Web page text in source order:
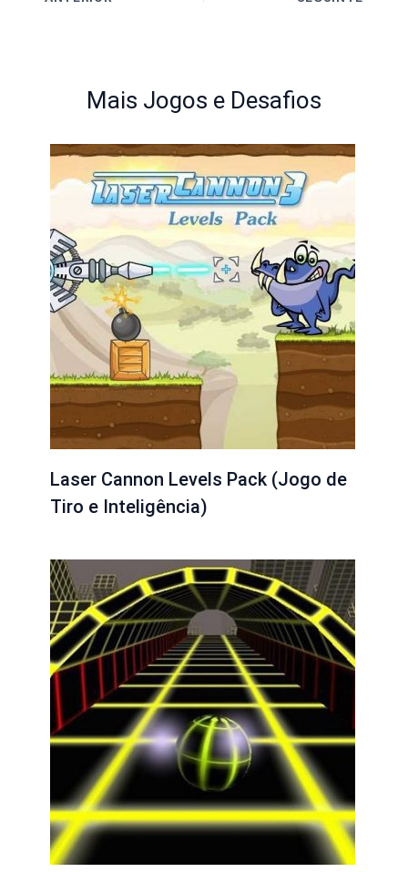
Mais Jogos e Desafios
Laser Cannon Levels Pack (Jogo de
Tiro e Inteligência)